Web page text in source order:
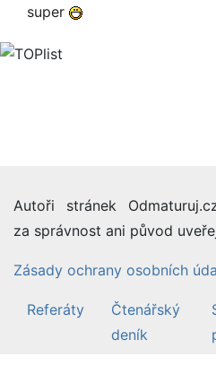
super
Autoři stránek
za správnost ani původ
Zásady ochrany osobních
Referáty
Čtenářský
deník